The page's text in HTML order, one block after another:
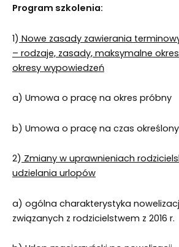
Program szkolenia:
1) Nowe zasady zawierania
– rodzaje, zasady, maksymalne
okresy wypowiedzeń
a) Umowa o pracę na okres próbny
b) Umowa o pracę na czas określony
2) Zmiany w uprawnieniach
udzielania urlopów
a) ogólna charakterystyka
związanych z rodzicielstwem z 2016 r.